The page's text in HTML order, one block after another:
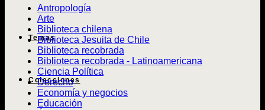
Temas
Colecciones
Antropología
Arte
Biblioteca chilena
Biblioteca Jesuita de Chile
Biblioteca recobrada
Biblioteca recobrada - Latinoamericana
Ciencia Política
Derecho
Economía y negocios
Educación